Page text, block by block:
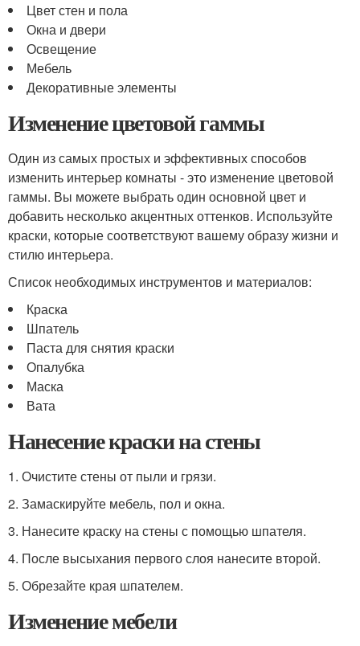
Цвет стен и пола
Окна и двери
Освещение
Мебель
Декоративные элементы
Изменение цветовой гаммы
Один из самых простых и эффективных способов
изменить интерьер комнаты - это изменение цветовой
гаммы. Вы можете выбрать один основной цвет и
добавить несколько акцентных оттенков. Используйте
краски, которые соответствуют вашему образу жизни и
стилю интерьера.
Список необходимых инструментов и материалов:
Краска
Шпатель
Паста для снятия краски
Опалубка
Маска
Вата
Нанесение краски на стены
1. Очистите стены от пыли и грязи.
2. Замаскируйте мебель, пол и окна.
3. Нанесите краску на стены с помощью шпателя.
4. После высыхания первого слоя нанесите второй.
5. Обрезайте края шпателем.
Изменение мебели